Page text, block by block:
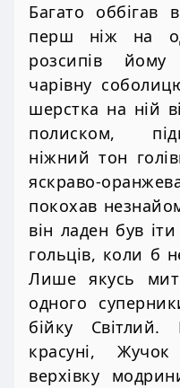
Багато оббігав
перш ніж на
розсипів йому
чарівну
шерстка на ній
полиском,
ніжний тон
яскраво-
покохав
він ладен був
гольців, коли б
Лише якусь
одного
бійку
красуні,
верхівку